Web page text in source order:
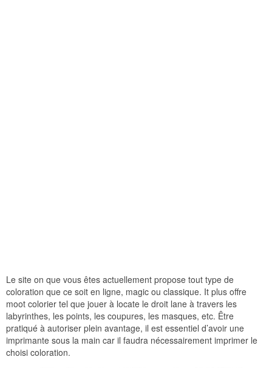
Le site on que vous êtes actuellement propose tout type de
coloration que ce soit en ligne, magic ou classique. It plus offre
moot colorier tel que jouer à locate le droit lane à travers les
labyrinthes, les points, les coupures, les masques, etc. Être
pratiqué à autoriser plein avantage, il est essentiel d’avoir une
imprimante sous la main car il faudra nécessairement imprimer le
choisi coloration.